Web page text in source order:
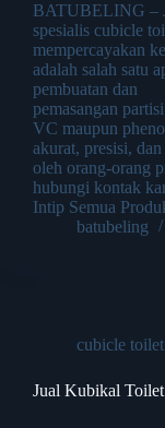
BATUBELING –
spesialis cubicle
mempercayakan
adalah salah satu
pembuatan dan
pemasangan
VC maupun
akurat, presisi,
oleh orang-orang
hubungi kontak
Intip Semua
batubeling
cubicle
Jual Kubikal